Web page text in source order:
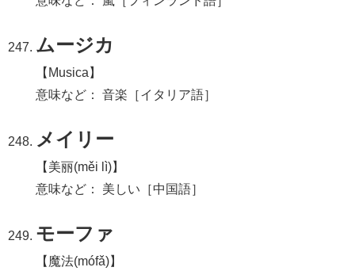
ムージカ
【Musica】
意味など： 音楽［イタリア語］
メイリー
【美丽(měi lì)】
意味など： 美しい［中国語］
モーファ
【魔法(mófǎ)】